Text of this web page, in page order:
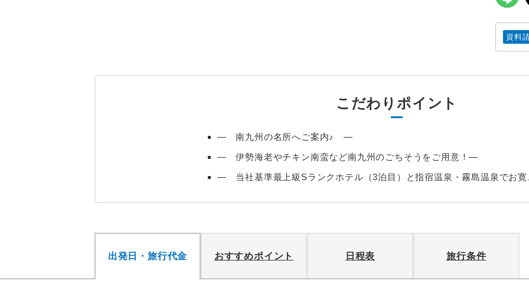
資料
こだわりポイント
― 南九州の名所へご案内♪ ―
― 伊勢海老やチキン南蛮など南九州のごちそうをご用意！―
― 当社基準最上級Sランクホテル（3泊目）と指宿温泉・霧島温泉でお
出発日・旅行代金 おすすめポイント 日程表 旅行条件